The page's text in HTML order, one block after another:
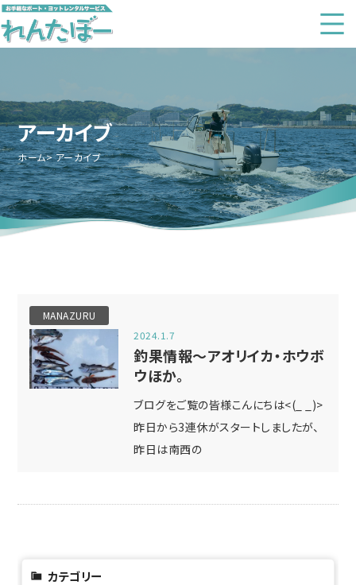
アーカイブ
ホーム アーカイブ
MANAZURU
2024.1.7
釣果情報～アオリイカ・ホウボ
ウほか。
ブログをご覧の皆様こんにちは<(_ _)>
昨日から3連休がスタートしましたが、
昨日は南西の
カテゴリー